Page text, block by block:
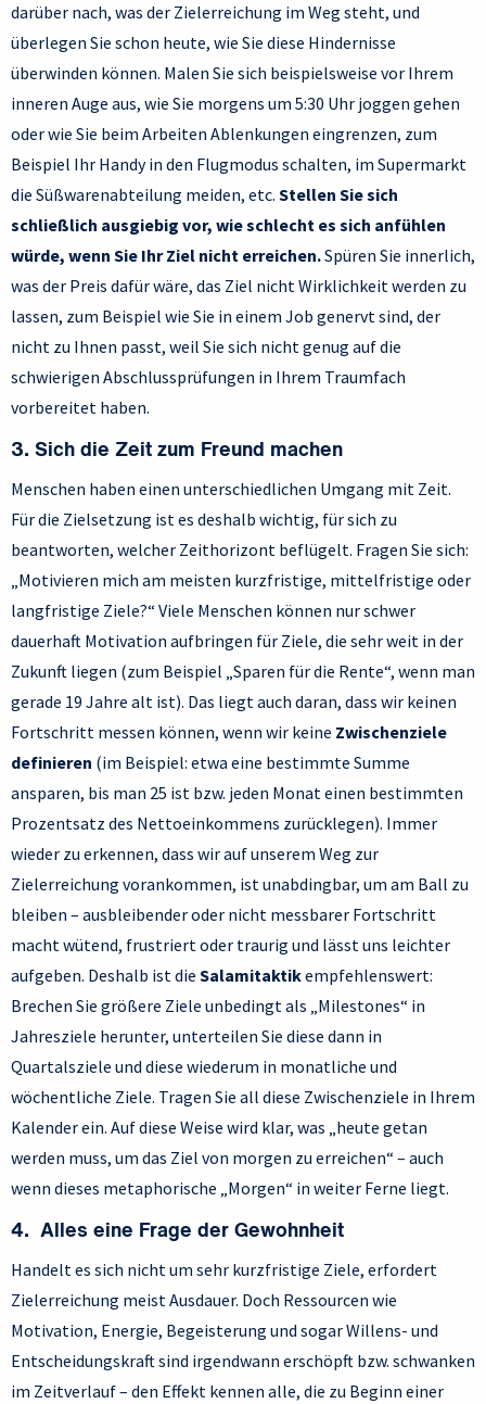
darüber nach, was der Zielerreichung im Weg steht, und
überlegen Sie schon heute, wie Sie diese Hindernisse
überwinden können. Malen Sie sich beispielsweise vor Ihrem
inneren Auge aus, wie Sie morgens um 5:30 Uhr joggen gehen
oder wie Sie beim Arbeiten Ablenkungen eingrenzen, zum
Beispiel Ihr Handy in den Flugmodus schalten, im Supermarkt
die Süßwarenabteilung meiden, etc. Stellen Sie sich
schließlich ausgiebig vor, wie schlecht es sich anfühlen
würde, wenn Sie Ihr Ziel nicht erreichen.Spüren Sie innerlich,
was der Preis dafür wäre, das Ziel nicht Wirklichkeit werden zu
lassen, zum Beispiel wie Sie in einem Job genervt sind, der
nicht zu Ihnen passt, weil Sie sich nicht genug auf die
schwierigen Abschlussprüfungen in Ihrem Traumfach
vorbereitet haben.
3. Sich die Zeit zum Freund machen
Menschen haben einen unterschiedlichen Umgang mit Zeit.
Für die Zielsetzung ist es deshalb wichtig, für sich zu
beantworten, welcher Zeithorizont beflügelt. Fragen Sie sich:
„Motivieren mich am meisten kurzfristige, mittelfristige oder
langfristige Ziele?“ Viele Menschen können nur schwer
dauerhaft Motivation aufbringen für Ziele, die sehr weit in der
Zukunft liegen (zum Beispiel „Sparen für die Rente“, wenn man
gerade 19 Jahre alt ist). Das liegt auch daran, dass wir keinen
Fortschritt messen können, wenn wir keine Zwischenziele
definieren (im Beispiel: etwa eine bestimmte Summe
ansparen, bis man 25 ist bzw. jeden Monat einen bestimmten
Prozentsatz des Nettoeinkommens zurücklegen). Immer
wieder zu erkennen, dass wir auf unserem Weg zur
Zielerreichung vorankommen, ist unabdingbar, um am Ball zu
bleiben – ausbleibender oder nicht messbarer Fortschritt
macht wütend, frustriert oder traurig und lässt uns leichter
aufgeben. Deshalb ist die Salamitaktikempfehlenswert:
Brechen Sie größere Ziele unbedingt als „Milestones“ in
Jahresziele herunter, unterteilen Sie diese dann in
Quartalsziele und diese wiederum in monatliche und
wöchentliche Ziele. Tragen Sie all diese Zwischenziele in Ihrem
Kalender ein. Auf diese Weise wird klar, was „heute getan
werden muss, um das Ziel von morgen zu erreichen“ – auch
wenn dieses metaphorische „Morgen“ in weiter Ferne liegt.
4. Alles eine Frage der Gewohnheit
Handelt es sich nicht um sehr kurzfristige Ziele, erfordert
Zielerreichung meist Ausdauer. Doch Ressourcen wie
Motivation, Energie, Begeisterung und sogar Willens- und
Entscheidungskraft sind irgendwann erschöpft bzw. schwanken
im Zeitverlauf – den Effekt kennen alle, die zu Beginn einer